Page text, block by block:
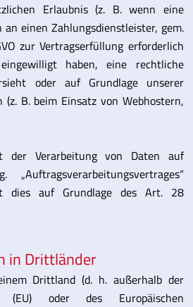
Erlaubnis (z. B. wenn eine
einen Zahlungsdienstleister, gem.
zur Vertragserfüllung erforderlich
haben, eine rechtliche
oder auf Grundlage unserer
B. beim Einsatz von Webhostern,
Verarbeitung von Daten auf
dies auf Grundlage des Art. 28
in Drittländer
Drittland (d. h. außerhalb der
(EU) oder des Europäischen